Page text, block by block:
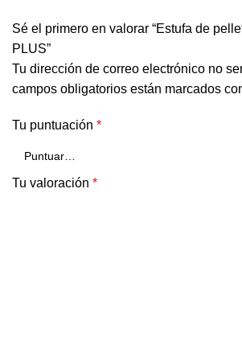
Sé el primero en valorar “Estufa de
PLUS”
Tu dirección de correo electrónico no
campos obligatorios están marcados
Tu puntuación *
Tu valoración *